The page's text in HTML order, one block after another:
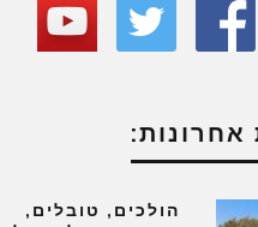
אחרונות:
הולכים, טובלים,